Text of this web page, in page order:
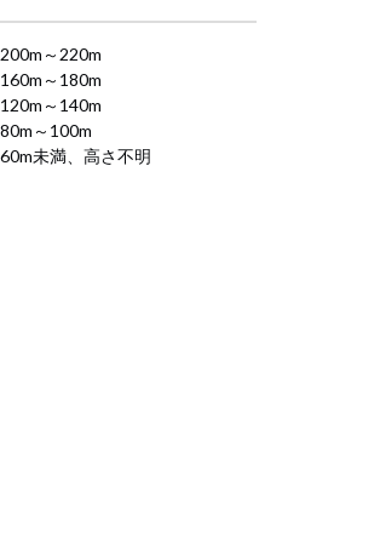
200m～220m
160m～180m
120m～140m
80m～100m
60m未満、高さ不明